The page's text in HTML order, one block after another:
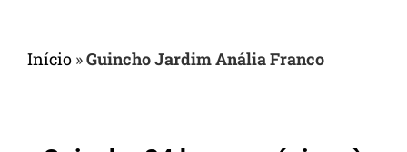
Início »Guincho Jardim Anália Franco